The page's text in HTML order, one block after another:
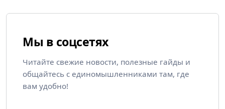
Мы в соцсетях
Читайте свежие новости, полезные гайды и
общайтесь с единомышленниками там, где
вам удобно!